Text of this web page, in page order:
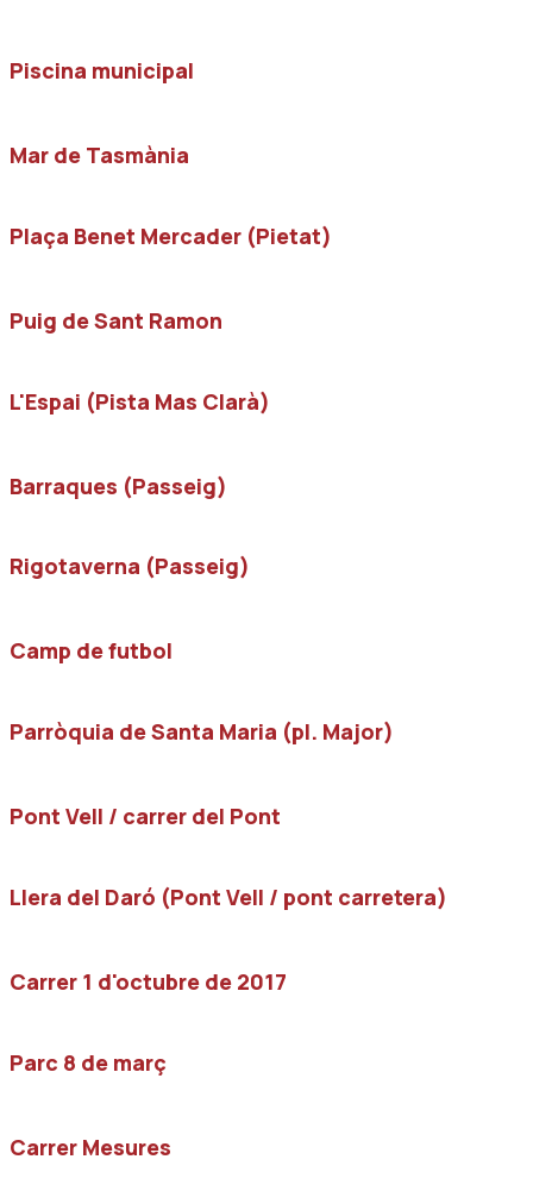
Piscina municipal
Mar de Tasmània
Plaça Benet Mercader (Pietat)
Puig de Sant Ramon
L'Espai (Pista Mas Clarà)
Barraques (Passeig)
Rigotaverna (Passeig)
Camp de futbol
Parròquia de Santa Maria (pl. Major)
Pont Vell / carrer del Pont
Llera del Daró (Pont Vell / pont carretera)
Carrer 1 d'octubre de 2017
Parc 8 de març
Carrer Mesures